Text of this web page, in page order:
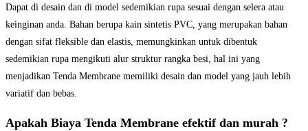
Dapat di desain dan di model sedemikian rupa sesuai dengan selera atau
keinginan anda. Bahan berupa kain sintetis PVC, yang merupakan bahan
dengan sifat fleksible dan elastis, memungkinkan untuk dibentuk
sedemikian rupa mengikuti alur struktur rangka besi, hal ini yang
menjadikan Tenda Membrane memiliki desain dan model yang jauh lebih
variatif dan bebas.
Apakah Biaya Tenda Membrane efektif dan murah ?